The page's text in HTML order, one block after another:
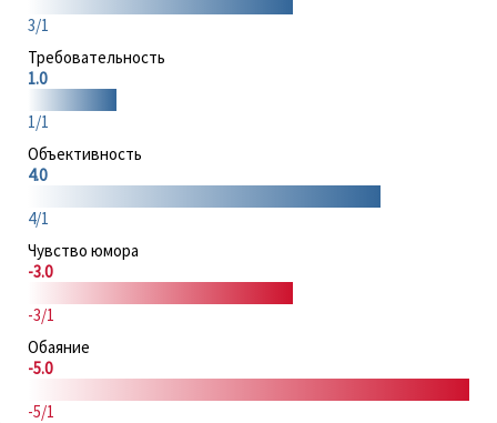
3/1
Требовательность
1.0
1/1
Объективность
4.0
4/1
Чувство юмора
-3.0
-3/1
Обаяние
-5.0
-5/1